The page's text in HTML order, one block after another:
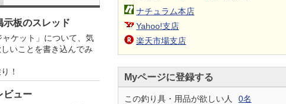
示板のスレッド
ャケット」について、気
いことを書き込んでみ
！
ビュー
ナチュラム本店
Yahoo!支店
楽天市場支店
Myページに登録する
この釣り具・用品が欲しい人
0名